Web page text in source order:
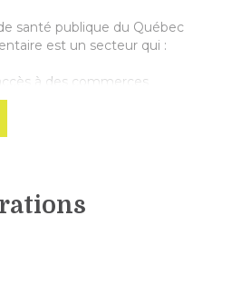
santé publique du Québec
est un secteur qui :
à des commerces
favoriser une saine
épiceries, marchés
au Québec
la Concertation en